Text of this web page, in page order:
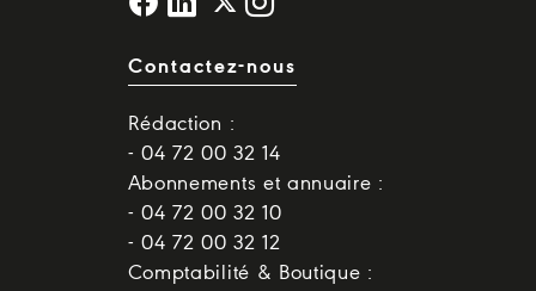
Contactez-nous
Rédaction :
- 04 72 00 32 14
Abonnements et annuaire :
- 04 72 00 32 10
- 04 72 00 32 12
Comptabilité & Boutique :